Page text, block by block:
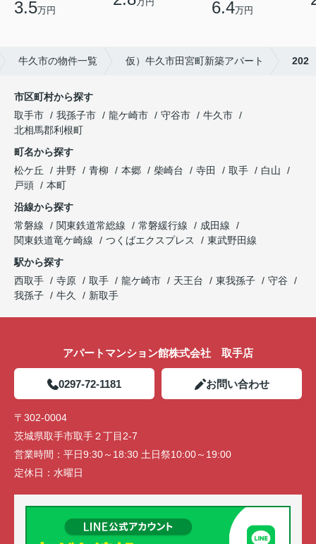
3.5万円 6.4万円
牛久市の物件一覧 仮）牛久市田宮町新築アパート 202
市区町村から探す
取手市
我孫子市 龍ケ崎市 守谷市
牛久市
北相馬郡利根町
町名から探す
松ケ丘
井野 青柳 本郷 柴崎台 寺田 取手
白山
戸頭
本町
沿線から探す
常磐線
関東鉄道常総線 常磐緩行線
成田線
関東鉄道竜ケ崎線
つくばエクスプレス
東武野田線
駅から探す
西取手
寺原 取手 龍ケ崎市 天王台 東我孫子
守谷
我孫子
牛久 新取手
アパートマンション館株式会社 取手店
0297-72-1181 お問い合わせ
〒302-0004
茨城県取手市取手２丁目2-7
営業時間： 平日9:30～18:30 土日祭10:00～19:00
定休日： 水曜日